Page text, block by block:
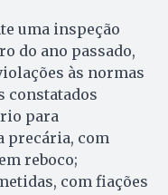
uma inspeção
do ano passado,
às normas
constatados
para
precária, com
reboco;
com fiações